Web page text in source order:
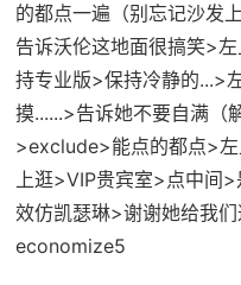
的都点一遍（别忘记沙发
告诉沃伦这地面很搞笑>
持专业版>保持冷静的...>
摸......>告诉她不要自满（
>exclude>能点的都点>
上逛>VIP贵宾室>点中间
效仿凯瑟琳>谢谢她给我
economize5